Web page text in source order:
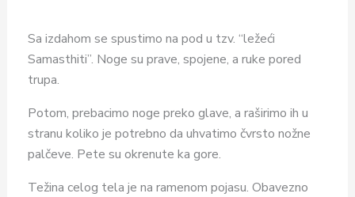
Sa izdahom se spustimo na pod u tzv. “ležeći
Samasthiti”. Noge su prave, spojene, a ruke pored
trupa.
Potom, prebacimo noge preko glave, a raširimo ih u
stranu koliko je potrebno da uhvatimo čvrsto nožne
palčeve. Pete su okrenute ka gore.
Težina celog tela je na ramenom pojasu. Obavezno